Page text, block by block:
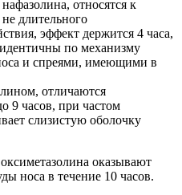
относятся к
длительного
эффект держится 4 часа,
идентичны по механизму
и спреями, имеющими в
отличаются
9 часов, при частом
слизистую оболочку
оказывают
носа в течение 10 часов.